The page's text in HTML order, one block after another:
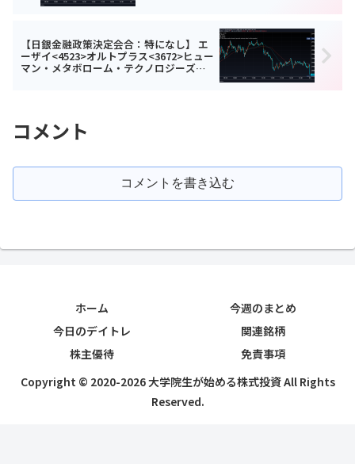
【日銀金融政策決定会合：特になし】 エ
ーザイ<4523>オルトプラス<3672>ヒュー
マン・メタボローム・テクノロジーズ
コメント
コメントを書き込む
ホーム
今週のまとめ
今日のデイトレ
関連銘柄
株主優待
免責事項
Copyright © 2020-2026 大学院生が始める株式投資 All Rights
Reserved.